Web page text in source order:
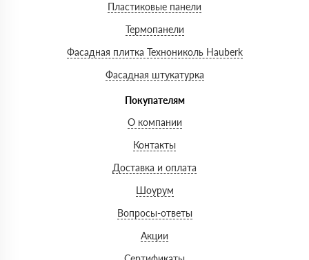
Пластиковые панели
Термопанели
Фасадная плитка Технониколь Hauberk
Фасадная штукатурка
Покупателям
О компании
Контакты
Доставка и оплата
Шоурум
Вопросы-ответы
Акции